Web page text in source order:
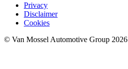
Privacy
Disclaimer
Cookies
© Van Mossel Automotive Group 2026